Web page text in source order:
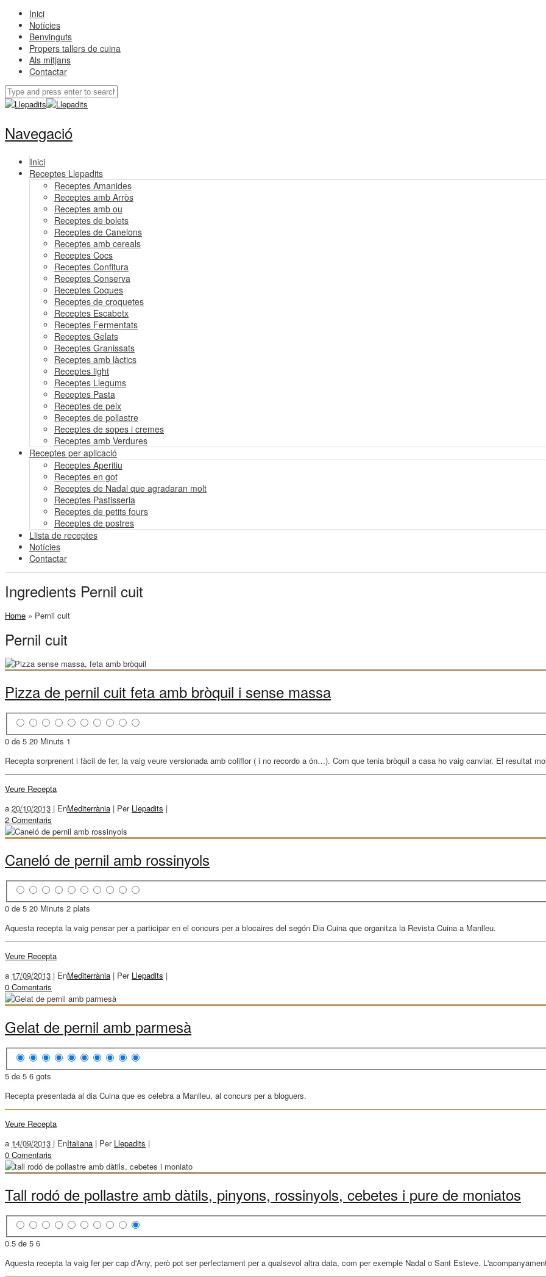
Inici
Notícies
Benvinguts
Propers tallers de cuina
Als mitjans
Contactar
Navegació
Inici
Receptes Llepadits
Receptes Amanides
Receptes amb Arròs
Receptes amb ou
Receptes de bolets
Receptes de Canelons
Receptes amb cereals
Receptes Cocs
Receptes Confitura
Receptes Conserva
Receptes Coques
Receptes de croquetes
Receptes Escabetx
Receptes Fermentats
Receptes Gelats
Receptes Granissats
Receptes amb làctics
Receptes light
Receptes Llegums
Receptes Pasta
Receptes de peix
Receptes de pollastre
Receptes de sopes i cremes
Receptes amb Verdures
Receptes per aplicació
Receptes Aperitiu
Receptes en got
Receptes de Nadal que agradaran molt
Receptes Pastisseria
Receptes de petits fours
Receptes de postres
Llista de receptes
Notícies
Contactar
Ingredients Pernil cuit
Home » Pernil cuit
Pernil cuit
Pizza de pernil cuit feta amb bròquil i sense massa
0 de 5 20 Minuts 1
Recepta sorprenent i fàcil de fer, la vaig veure versionada amb coliflor ( i no recordo a ón…). Com que tenia bròquil a casa ho vaig canviar. El resultat
Veure Recepta
a 20/10/2013 | EnMediterrània | Per Llepadits |
2 Comentaris
Caneló de pernil amb rossinyols
0 de 5 20 Minuts 2 plats
Aquesta recepta la vaig pensar per a participar en el concurs per a blocaires del segón Dia Cuina que organitza la Revista Cuina a Manlleu.
Veure Recepta
a 17/09/2013 | EnMediterrània | Per Llepadits |
0 Comentaris
Gelat de pernil amb parmesà
5 de 5 6 gots
Recepta presentada al dia Cuina que es celebra a Manlleu, al concurs per a bloguers.
Veure Recepta
a 14/09/2013 | EnItaliana | Per Llepadits |
0 Comentaris
Tall rodó de pollastre amb dàtils, pinyons, rossinyols, cebetes i pure de moniatos
0.5 de 5 6
Aquesta recepta la vaig fer per cap d'Any, però pot ser perfectament per a qualsevol altra data, com per exemple Nadal o Sant Esteve.